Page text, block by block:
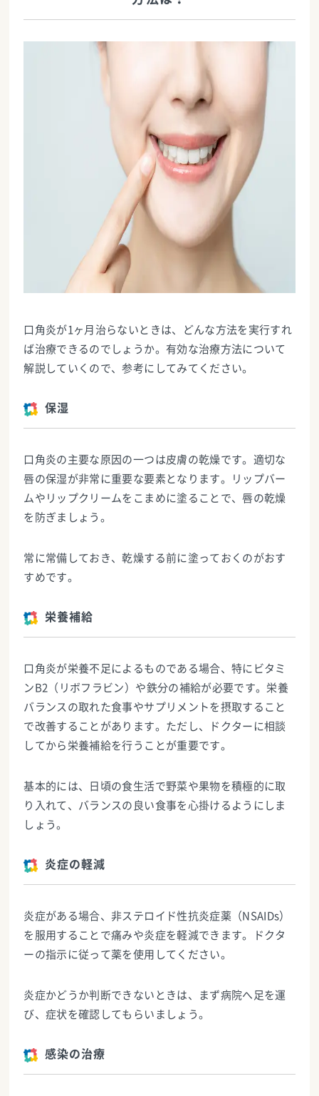
口角炎が1ヶ月治らないときは、どんな方法を実行すれ
ば治療できるのでしょうか。有効な治療方法について
解説していくので、参考にしてみてください。
保湿
口角炎の主要な原因の一つは皮膚の乾燥です。適切な
唇の保湿が非常に重要な要素となります。リップバー
ムやリップクリームをこまめに塗ることで、唇の乾燥
を防ぎましょう。
常に常備しておき、乾燥する前に塗っておくのがおす
すめです。
栄養補給
口角炎が栄養不足によるものである場合、特にビタミ
ンB2（リボフラビン）や鉄分の補給が必要です。栄養
バランスの取れた食事やサプリメントを摂取すること
で改善することがあります。ただし、ドクターに相談
してから栄養補給を行うことが重要です。
基本的には、日頃の食生活で野菜や果物を積極的に取
り入れて、バランスの良い食事を心掛けるようにしま
しょう。
炎症の軽減
炎症がある場合、非ステロイド性抗炎症薬（NSAIDs）
を服用することで痛みや炎症を軽減できます。ドクタ
ーの指示に従って薬を使用してください。
炎症かどうか判断できないときは、まず病院へ足を運
び、症状を確認してもらいましょう。
感染の治療